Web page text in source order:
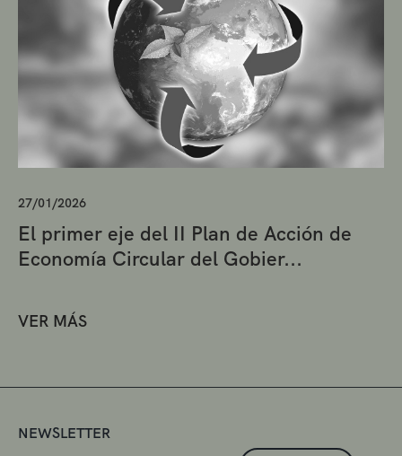
27/01/2026
El primer eje del II Plan de Acción de
Economía Circular del Gobier...
VER MÁS
NEWSLETTER